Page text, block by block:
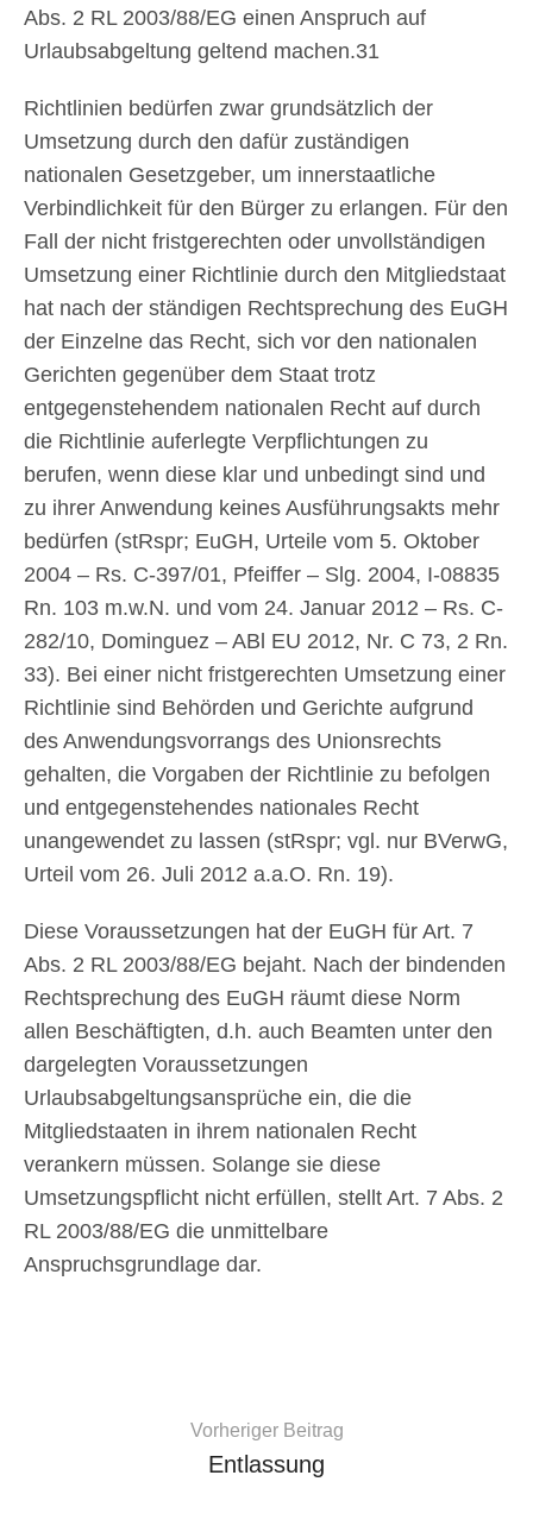
Abs. 2 RL 2003/88/EG einen Anspruch auf
Urlaubsabgeltung geltend machen.31
Richtlinien bedürfen zwar grundsätzlich der
Umsetzung durch den dafür zuständigen
nationalen Gesetzgeber, um innerstaatliche
Verbindlichkeit für den Bürger zu erlangen. Für den
Fall der nicht fristgerechten oder unvollständigen
Umsetzung einer Richtlinie durch den Mitgliedstaat
hat nach der ständigen Rechtsprechung des EuGH
der Einzelne das Recht, sich vor den nationalen
Gerichten gegenüber dem Staat trotz
entgegenstehendem nationalen Recht auf durch
die Richtlinie auferlegte Verpflichtungen zu
berufen, wenn diese klar und unbedingt sind und
zu ihrer Anwendung keines Ausführungsakts mehr
bedürfen (stRspr; EuGH, Urteile vom 5. Oktober
2004 – Rs. C-397/01, Pfeiffer – Slg. 2004, I-08835
Rn. 103 m.w.N. und vom 24. Januar 2012 – Rs. C-
282/10, Dominguez – ABl EU 2012, Nr. C 73, 2 Rn.
33). Bei einer nicht fristgerechten Umsetzung einer
Richtlinie sind Behörden und Gerichte aufgrund
des Anwendungsvorrangs des Unionsrechts
gehalten, die Vorgaben der Richtlinie zu befolgen
und entgegenstehendes nationales Recht
unangewendet zu lassen (stRspr; vgl. nur BVerwG,
Urteil vom 26. Juli 2012 a.a.O. Rn. 19).
Diese Voraussetzungen hat der EuGH für Art. 7
Abs. 2 RL 2003/88/EG bejaht. Nach der bindenden
Rechtsprechung des EuGH räumt diese Norm
allen Beschäftigten, d.h. auch Beamten unter den
dargelegten Voraussetzungen
Urlaubsabgeltungsansprüche ein, die die
Mitgliedstaaten in ihrem nationalen Recht
verankern müssen. Solange sie diese
Umsetzungspflicht nicht erfüllen, stellt Art. 7 Abs. 2
RL 2003/88/EG die unmittelbare
Anspruchsgrundlage dar.
Vorheriger Beitrag
Entlassung